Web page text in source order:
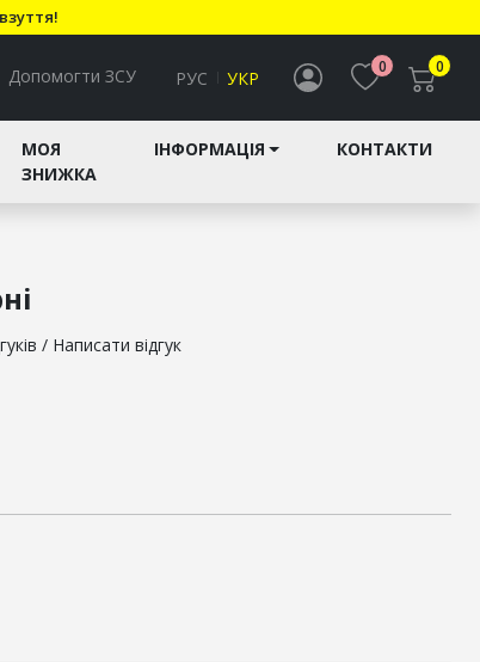
Допомогти ЗСУ РУС УКР
0 0
МОЯ
ЗНИЖКА
ІНФОРМАЦІЯ КОНТАКТИ
/ Написати відгук